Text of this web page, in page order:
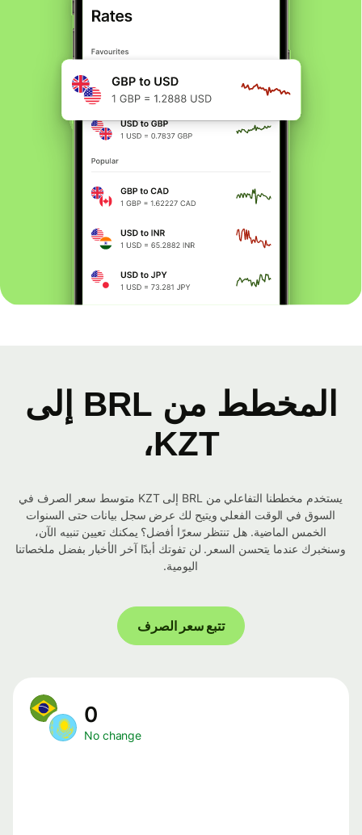
المخطط من BRL إلى
KZT،
يستخدم مخططنا التفاعلي من BRL إلى KZT متوسط ​​سعر الصرف في
السوق في الوقت الفعلي ويتيح لك عرض سجل بيانات حتى السنوات
الخمس الماضية. هل تنتظر سعرًا أفضل؟ يمكنك تعيين تنبيه الآن،
وسنخبرك عندما يتحسن السعر. لن تفوتك أبدًا آخر الأخبار بفضل ملخصاتنا
اليومية.
تتبع سعر الصرف
No change